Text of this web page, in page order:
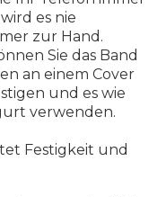
es nie
zur Hand.
Sie das Band
an einem Cover
und es wie
verwenden.
Festigkeit und